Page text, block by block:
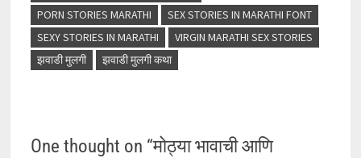
PORN STORIES MARATHI
SEX STORIES IN MARATHI FONT
SEXY STORIES IN MARATHI
VIRGIN MARATHI SEX STORIES
झवाडी मुलगी
झवाडी मुलगी कथा
One thought on “मोठ्या भावाची आणि